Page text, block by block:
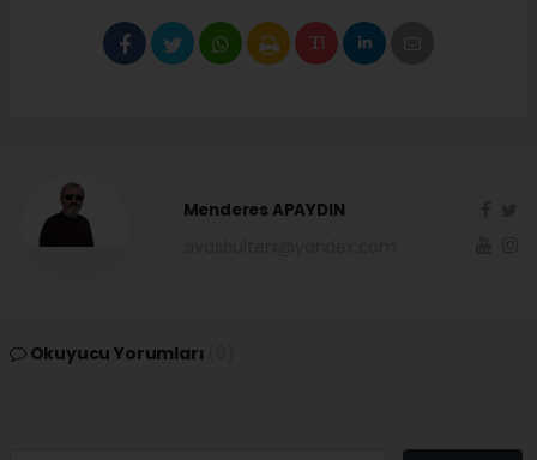
Menderes APAYDIN
Okuyucu Yorumları